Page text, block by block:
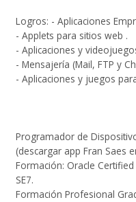
Logros: - Aplicaciones
- Applets para sitios web .
- Aplicaciones y
- Mensajería (Mail, FTP y
- Aplicaciones y juegos
Programador de
(descargar app Fran Saes
Formación: Oracle
SE7.
Formación Profesional